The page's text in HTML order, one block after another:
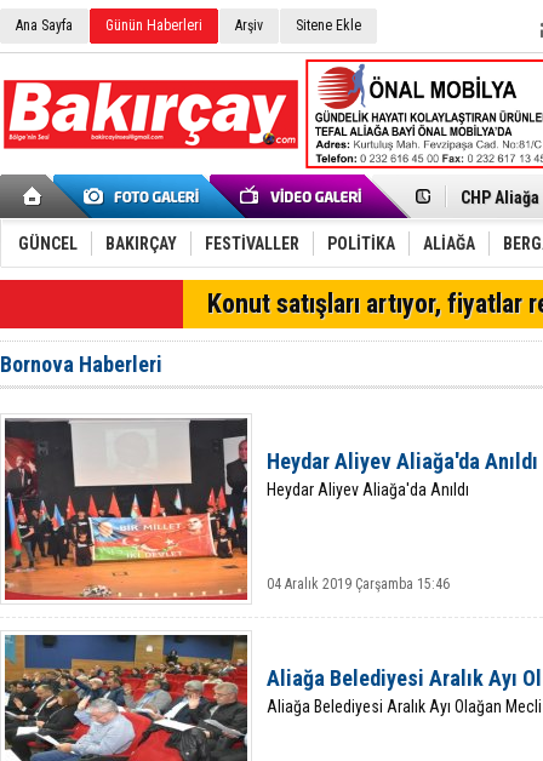
Ana Sayfa Günün Haberleri Arşiv Sitene Ekle
İzmir'in
Çağrısı
Onat
Menemen
Aliağa'da
Furkan
Chp
AK Parti
Alto,
Chp
GÜNCEL BAKIRÇAY FESTİVALLER POLİTİKA ALİAĞA
Konut satışları artıyor, fiyatlar
Bornova Haberleri
Heydar Aliyev Aliağa'da Anıldı
Heydar Aliyev Aliağa'da Anıldı
04 Aralık 2019 Çarşamba 15:46
Aliağa Belediyesi Aralık Ayı
Aliağa Belediyesi Aralık Ayı Olağan